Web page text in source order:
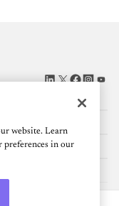
website. Learn
preferences in our